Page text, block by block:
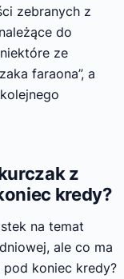
zebranych z
do
ze
faraona”, a
z
kredy?
na temat
ale co ma
koniec kredy?